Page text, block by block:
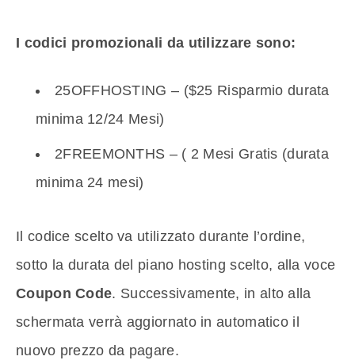
I codici promozionali da utilizzare sono:
25OFFHOSTING – ($25 Risparmio durata
minima 12/24 Mesi)
2FREEMONTHS – ( 2 Mesi Gratis (durata
minima 24 mesi)
Il codice scelto va utilizzato durante l’ordine,
sotto la durata del piano hosting scelto, alla voce
Coupon Code. Successivamente, in alto alla
schermata verrà aggiornato in automatico il
nuovo prezzo da pagare.